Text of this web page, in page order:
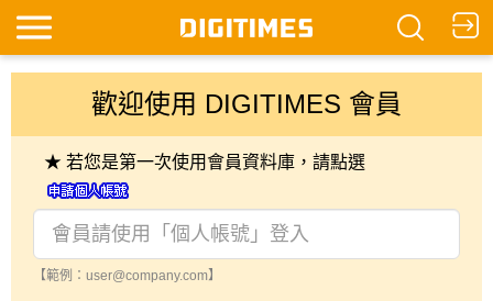
歡迎使用 DIGITIMES 會員
★ 若您是第一次使用會員資料庫，請點選
【範例：user@company.com】